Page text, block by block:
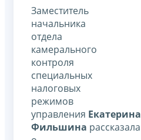
Заместитель
начальника
отдела
камерального
контроля
специальных
налоговых
режимов
управления Екатерина
Фильшина рассказала